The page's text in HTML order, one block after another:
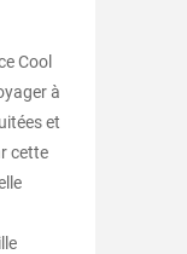
Cool
à
et
cette